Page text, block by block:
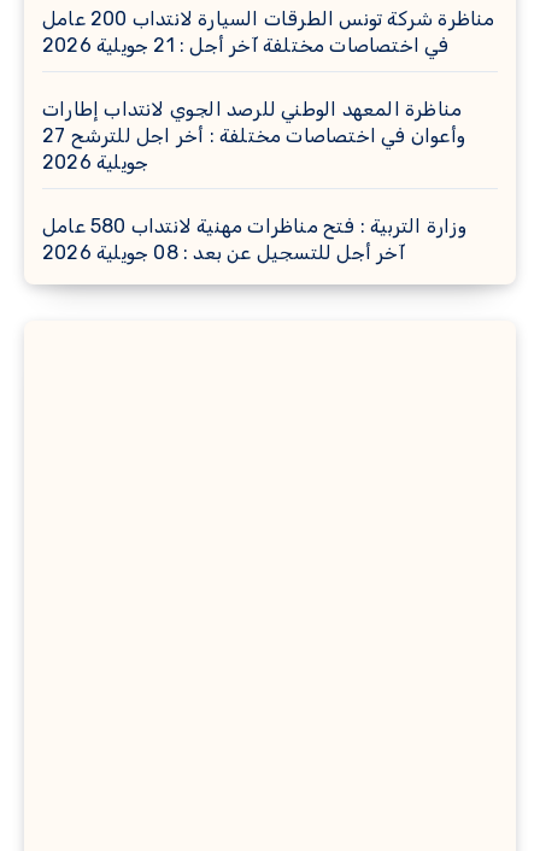
مناظرة شركة تونس الطرقات السيارة لانتداب 200 عامل
في اختصاصات مختلفة آخر أجل : 21 جويلية 2026
مناظرة المعهد الوطني للرصد الجوي لانتداب إطارات
وأعوان في اختصاصات مختلفة : أخر اجل للترشح 27
جويلية 2026
وزارة التربية : فتح مناظرات مهنية لانتداب 580 عامل
آخر أجل للتسجيل عن بعد : 08 جويلية 2026